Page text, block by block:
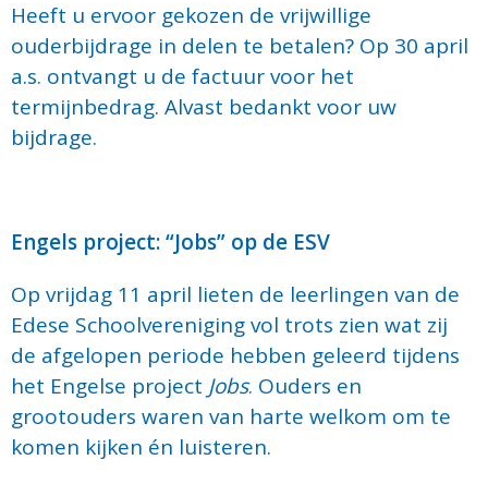
Heeft u ervoor gekozen de vrijwillige
ouderbijdrage in delen te betalen? Op 30 april
a.s. ontvangt u de factuur voor het
termijnbedrag. Alvast bedankt voor uw
bijdrage.
Engels project: “Jobs” op de ESV
Op vrijdag 11 april lieten de leerlingen van de
Edese Schoolvereniging vol trots zien wat zij
de afgelopen periode hebben geleerd tijdens
het Engelse project Jobs. Ouders en
grootouders waren van harte welkom om te
komen kijken én luisteren.